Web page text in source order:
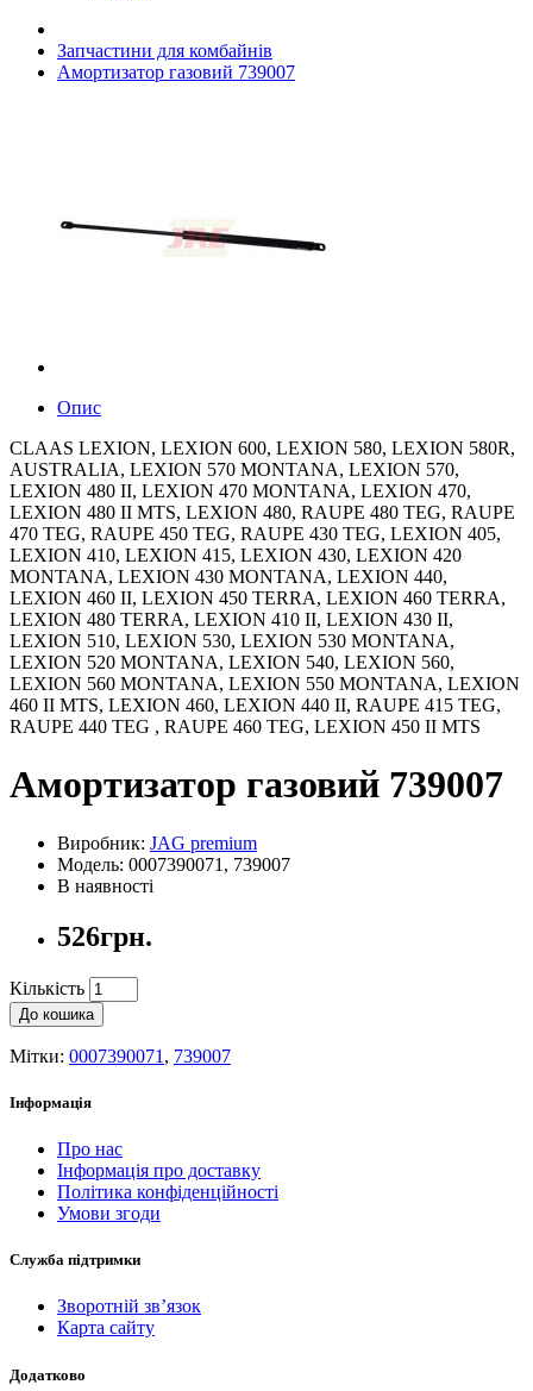
Запчастини для комбайнів
Амортизатор газовий 739007
Опис
CLAAS LEXION, LEXION 600, LEXION 580, LEXION 580R,
AUSTRALIA, LEXION 570 MONTANA, LEXION 570,
LEXION 480 II, LEXION 470 MONTANA, LEXION 470,
LEXION 480 II MTS, LEXION 480, RAUPE 480 TEG, RAUPE
470 TEG, RAUPE 450 TEG, RAUPE 430 TEG, LEXION 405,
LEXION 410, LEXION 415, LEXION 430, LEXION 420
MONTANA, LEXION 430 MONTANA, LEXION 440,
LEXION 460 II, LEXION 450 TERRA, LEXION 460 TERRA,
LEXION 480 TERRA, LEXION 410 II, LEXION 430 II,
LEXION 510, LEXION 530, LEXION 530 MONTANA,
LEXION 520 MONTANA, LEXION 540, LEXION 560,
LEXION 560 MONTANA, LEXION 550 MONTANA, LEXION
460 II MTS, LEXION 460, LEXION 440 II, RAUPE 415 TEG,
RAUPE 440 TEG , RAUPE 460 TEG, LEXION 450 II MTS
Амортизатор газовий 739007
Виробник: JAG premium
Модель: 0007390071, 739007
В наявності
526грн.
Кількість
До кошика
Мітки: 0007390071 , 739007
Інформація
Про нас
Інформація про доставку
Політика конфіденційності
Умови згоди
Служба підтримки
Зворотній зв’язок
Карта сайту
Додатково